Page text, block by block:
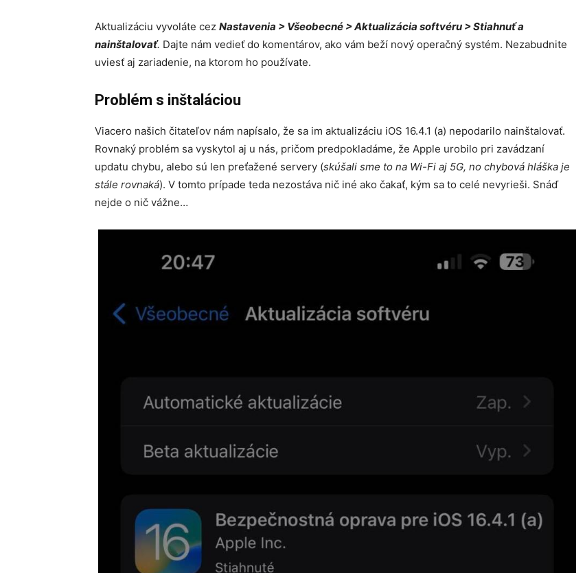
Aktualizáciu vyvoláte cez Nastavenia > Všeobecné > Aktualizácia softvéru > Stiahnuť a
nainštalovať. Dajte nám vedieť do komentárov, ako vám beží nový operačný systém. Nezabudnite
uviesť aj zariadenie, na ktorom ho používate.
Problém s inštaláciou
Viacero našich čitateľov nám napísalo, že sa im aktualizáciu iOS 16.4.1 (a) nepodarilo nainštalovať.
Rovnaký problém sa vyskytol aj u nás, pričom predpokladáme, že Apple urobilo pri zavádzaní
updatu chybu, alebo sú len preťažené servery (skúšali sme to na Wi-Fi aj 5G, no chybová hláška je
stále rovnaká). V tomto prípade teda nezostáva nič iné ako čakať, kým sa to celé nevyrieši. Snáď
nejde o nič vážne…